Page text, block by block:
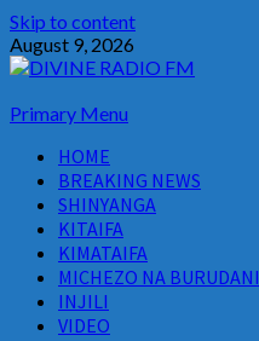
Skip to content
August 9, 2026
Primary Menu
HOME
BREAKING NEWS
SHINYANGA
KITAIFA
KIMATAIFA
MICHEZO NA BURUDANI
INJILI
VIDEO